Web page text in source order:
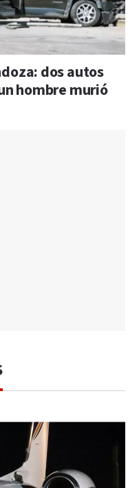
dos autos
hombre murió